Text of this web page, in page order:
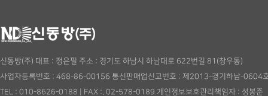
신동방(주) 대표 : 정은필 주소 : 경기도 하남시 하남대로 622번길 81(창우동)
사업자등록번호 : 468-86-00156 통신판매업신고번호 : 제2013-경기하남-0604
TEL : 010-8626-0188
FAX :. 02-578-0189 개인정보보호관리책임자 : 성봉준